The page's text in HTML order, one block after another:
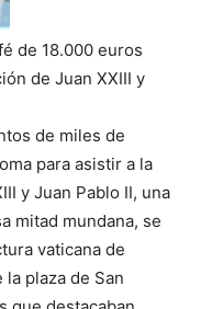
de 18.000 euros
de Juan XXIII y
de miles de
para asistir a la
y Juan Pablo II, una
mitad mundana, se
vaticana de
plaza de San